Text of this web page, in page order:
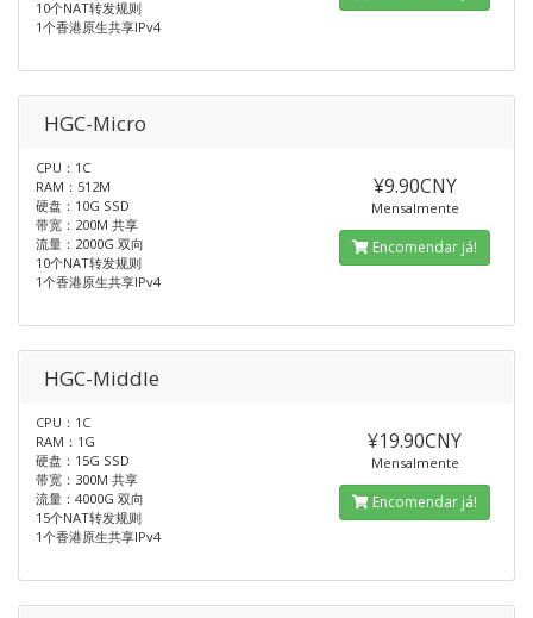
10个NAT转发规则
1个香港原生共享IPv4
HGC-Micro
CPU：1C
RAM：512M
硬盘：10G SSD
带宽：200M 共享
流量：2000G 双向
10个NAT转发规则
1个香港原生共享IPv4
¥9.90CNY
Mensalmente
Encomendar já!
HGC-Middle
CPU：1C
RAM：1G
硬盘：15G SSD
带宽：300M 共享
流量：4000G 双向
15个NAT转发规则
1个香港原生共享IPv4
¥19.90CNY
Mensalmente
Encomendar já!